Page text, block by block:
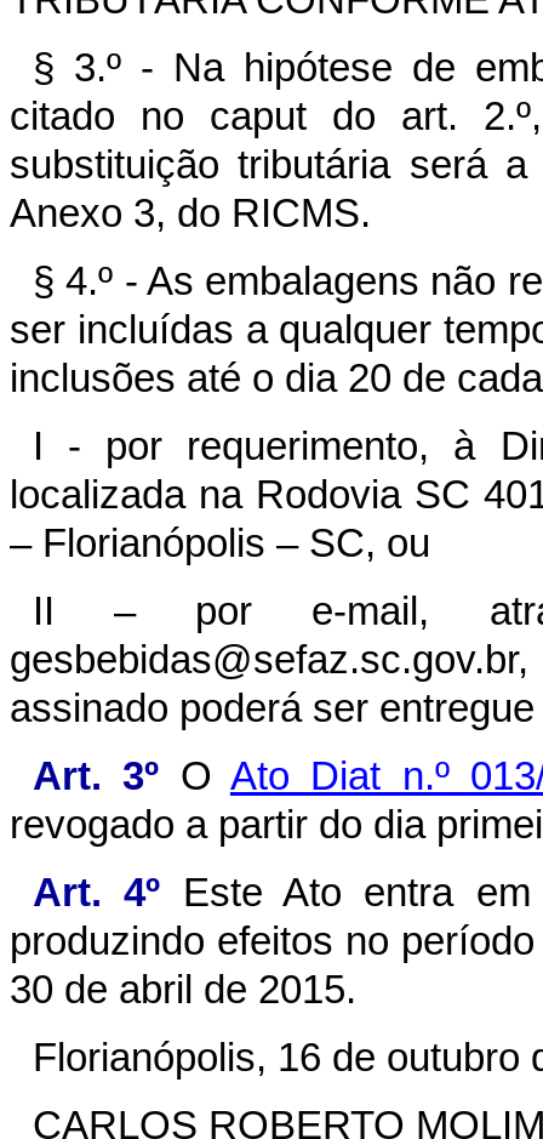
§ 3.º - Na hipótese de
citado no caput do art.
substituição tributária será
Anexo 3, do RICMS.
§ 4.º - As embalagens não
ser incluídas a qualquer
inclusões até o dia 20 de
I - por requerimento, à
localizada na Rodovia SC
– Florianópolis – SC, ou
II – por e-mail,
assinado poderá ser
Art. 3º O Ato Diat n.º
revogado a partir do dia
Art. 4º Este Ato entra
produzindo efeitos no
30 de abril de 2015.
Florianópolis, 16 de outubro
CARLOS ROBERTO